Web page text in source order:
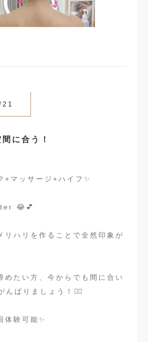
に合う！
+マッサージ+ハイフ✨
😂💕
リハリを作ることで全然印象が
めたい方、今からでも間に合い
んばりましょう！❤️‍🔥
体験可能✨